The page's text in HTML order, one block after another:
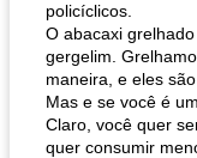
policíclicos.
O abacaxi
gergelim.
maneira, e eles
Mas e se você é
Claro, você quer
quer consumir